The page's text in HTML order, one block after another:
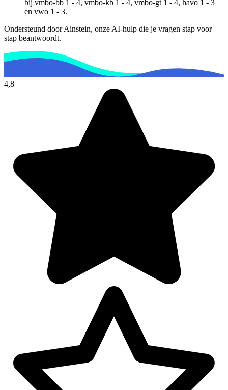
bij vmbo-bb 1 - 4, vmbo-kb 1 - 4, vmbo-gt 1 - 4, havo 1 - 3
en vwo 1 - 3.
Ondersteund door Ainstein, onze AI-hulp die je vragen stap voor
stap beantwoordt.
4,8